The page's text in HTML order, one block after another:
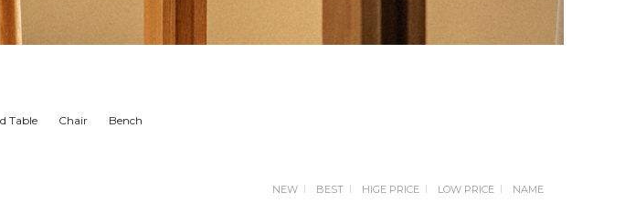
Table Chair Bench
NEW BEST HIGE PRICE LOW PRICE NAME